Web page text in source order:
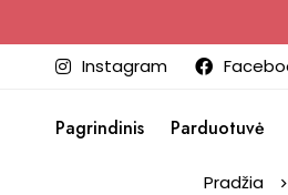
Instagram
Pagrindinis Parduotuvė
Pradžia